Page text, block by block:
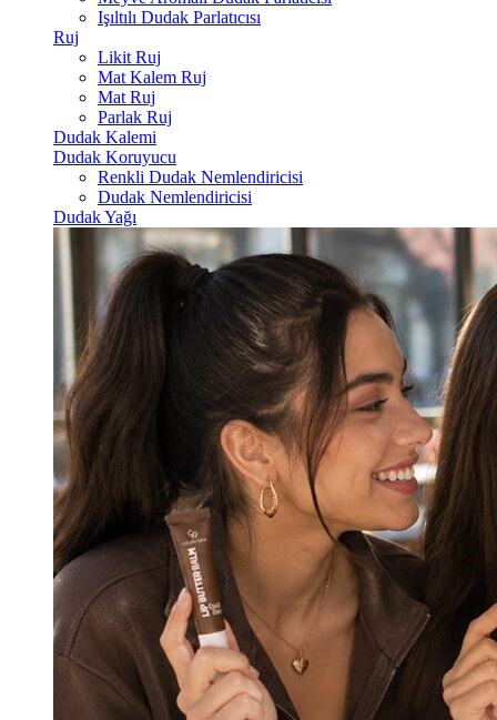
Işıltılı Dudak Parlatıcısı
Ruj
Likit Ruj
Mat Kalem Ruj
Mat Ruj
Parlak Ruj
Dudak Kalemi
Dudak Koruyucu
Renkli Dudak Nemlendiricisi
Dudak Nemlendiricisi
Dudak Yağı